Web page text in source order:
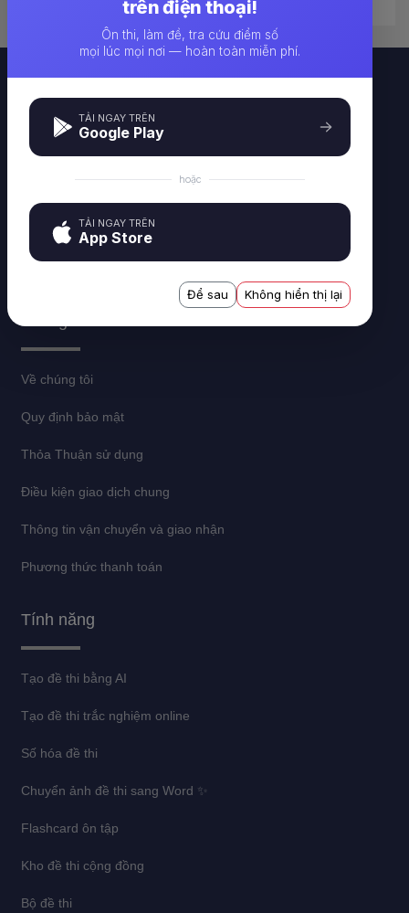
Công cụ tạo và làm đề thi trực tuyến IQUIZ - i-quiz.vn
Công ty TNHH CTSOFT VIỆT NAM - 227 Nguyễn Ngọc Nại,
Thanh Xuân, Hà Nội
Thông tin
Về chúng tôi
Quy định bảo mật
Thỏa Thuận sử dụng
Điều kiện giao dịch chung
Thông tin vận chuyển và giao nhận
Phương thức thanh toán
Tính năng
Tạo đề thi bằng AI
Tạo đề thi trắc nghiệm online
Số hóa đề thi
Chuyển ảnh đề thi sang Word ✨
Flashcard ôn tập
Kho đề thi cộng đồng
Bộ đề thi
trên điện thoại!
Ôn thi, làm đề, tra cứu điểm số
mọi lúc mọi nơi — hoàn toàn miễn phí.
TẢI NGAY TRÊN
Google Play
hoặc
TẢI NGAY TRÊN
App Store
Để sau Không hiển thị lại